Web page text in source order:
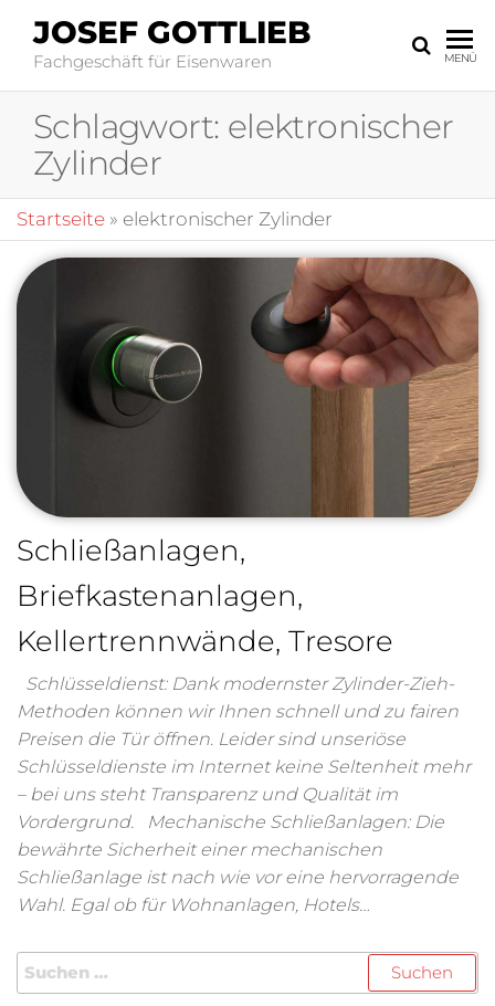
JOSEF GOTTLIEB
Fachgeschäft für Eisenwaren MENÜ
Schlagwort: elektronischer
Zylinder
Startseite » elektronischer Zylinder
Schließanlagen,
Briefkastenanlagen,
Kellertrennwände, Tresore
Schlüsseldienst: Dank modernster Zylinder-Zieh-
Methoden können wir Ihnen schnell und zu fairen
Preisen die Tür öffnen. Leider sind unseriöse
Schlüsseldienste im Internet keine Seltenheit mehr
– bei uns steht Transparenz und Qualität im
Vordergrund. Mechanische Schließanlagen: Die
bewährte Sicherheit einer mechanischen
Schließanlage ist nach wie vor eine hervorragende
Wahl. Egal ob für Wohnanlagen, Hotels…